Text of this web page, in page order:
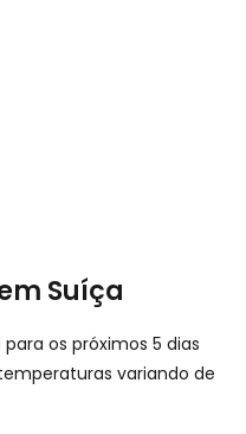
Suíça
os próximos 5 dias
variando de